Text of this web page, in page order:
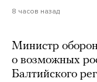
8 часов назад
Министр
о возможных
Балтийского